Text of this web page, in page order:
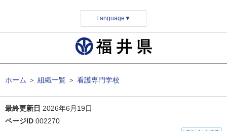
Language ▼
ホーム ＞ 組織一覧 ＞ 看護専門学校
最終更新日 2026年6月19日
ページID 002270